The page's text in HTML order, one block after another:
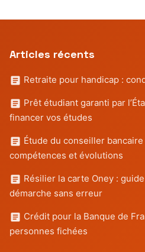
Articles récents
Retraite pour handicap :
Prêt étudiant garanti par
financer vos études
Étude du conseiller
compétences et évolutions
Résilier la carte Oney :
démarche sans erreur
Crédit pour la Banque de
personnes fichées